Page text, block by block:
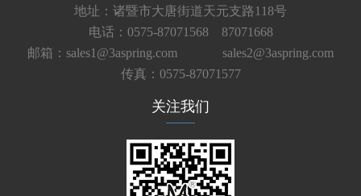
地址：诸暨市大唐街道天元支路118号
电话：0575-87071568 87071668
邮箱：sales1@3aspring.com
sales2@3aspring.com
传真：0575-87071577
关注我们